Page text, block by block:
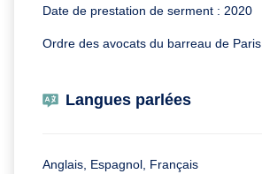
Date de prestation de serment : 2020
Ordre des avocats du barreau de Paris
Langues parlées
Anglais, Espagnol, Français